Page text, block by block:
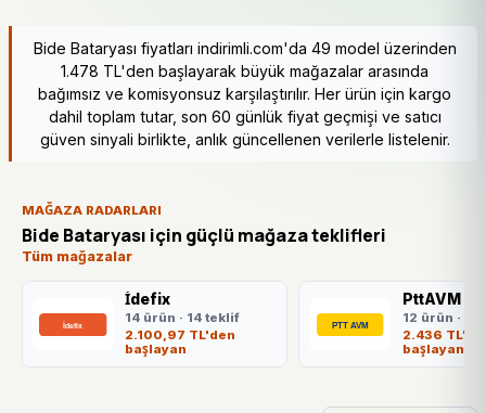
Bide Bataryası fiyatları indirimli.com'da 49 model üzerinden
1.478 TL'den başlayarak büyük mağazalar arasında
bağımsız ve komisyonsuz karşılaştırılır. Her ürün için kargo
dahil toplam tutar, son 60 günlük fiyat geçmişi ve satıcı
güven sinyali birlikte, anlık güncellenen verilerle listelenir.
MAĞAZA RADARLARI
Bide Bataryası için güçlü mağaza teklifleri
Tüm mağazalar
İdefix
14 ürün · 14 teklif
2.100,97 TL'den
başlayan
PttAVM
12 ürün ·
2.436
başlayan